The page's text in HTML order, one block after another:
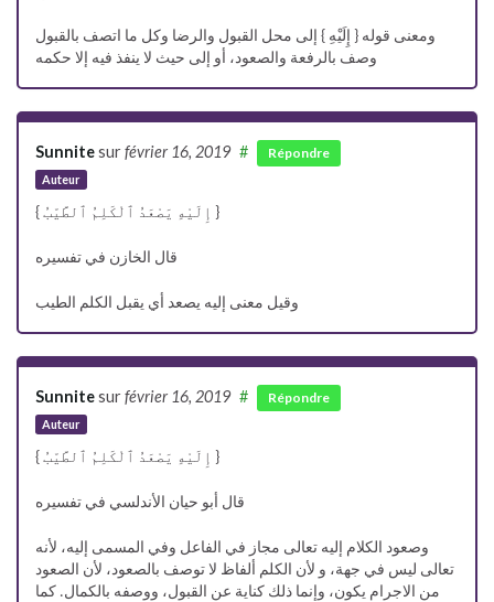
ومعنى قوله { إِلَيْهِ } إلى محل القبول والرضا وكل ما اتصف بالقبول
وصف بالرفعة والصعود، أو إلى حيث لا ينفذ فيه إلا حكمه
Sunnitesur février 16, 2019
Auteur
# Répondre
{ إِلَيْهِ يَصْعَدُ ٱلْكَلِمُ ٱلطَّيّبُ }
قال الخازن في تفسيره
وقيل معنى إليه يصعد أي يقبل الكلم الطيب
Sunnitesur février 16, 2019
Auteur
# Répondre
{ إِلَيْهِ يَصْعَدُ ٱلْكَلِمُ ٱلطَّيّبُ }
قال أبو حيان الأندلسي في تفسيره
وصعود الكلام إليه تعالى مجاز في الفاعل وفي المسمى إليه، لأنه
تعالى ليس في جهة، و لأن الكلم ألفاظ لا توصف بالصعود، لأن الصعود
من الاجرام يكون، وإنما ذلك كناية عن القبول، ووصفه بالكمال. كما